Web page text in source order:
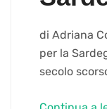
di Adriana
per la
secolo